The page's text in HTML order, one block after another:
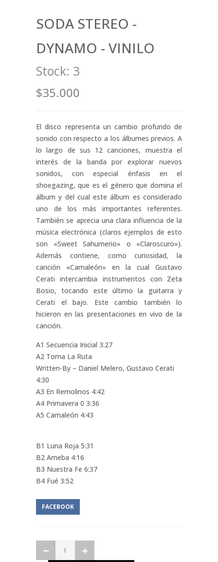
SODA STEREO -
DYNAMO - VINILO
Stock: 3
$35.000
El disco representa un cambio profundo de
sonido con respecto a los álbumes previos. A
lo largo de sus 12 canciones, muestra el
interés de la banda por explorar nuevos
sonidos, con especial énfasis en el
shoegazing, que es el género que domina el
álbum y del cual este álbum es considerado
uno de los más importantes referentes.
También se aprecia una clara influencia de la
música electrónica (claros ejemplos de esto
son «Sweet Sahumerio» o «Claroscuro»).
Además contiene, como curiosidad, la
canción «Camaleón» en la cual Gustavo
Cerati intercambia instrumentos con Zeta
Bosio, tocando este último la guitarra y
Cerati el bajo. Este cambio también lo
hicieron en las presentaciones en vivo de la
canción.
A1 Secuencia Inicial 3:27
A2 Toma La Ruta
Written-By – Daniel Melero, Gustavo Cerati
4:30
A3 En Remolinos 4:42
A4 Primavera 0 3:36
A5 Camaleón 4:43
B1 Luna Roja 5:31
B2 Ameba 4:16
B3 Nuestra Fe 6:37
B4 Fué 3:52
FACEBOOK